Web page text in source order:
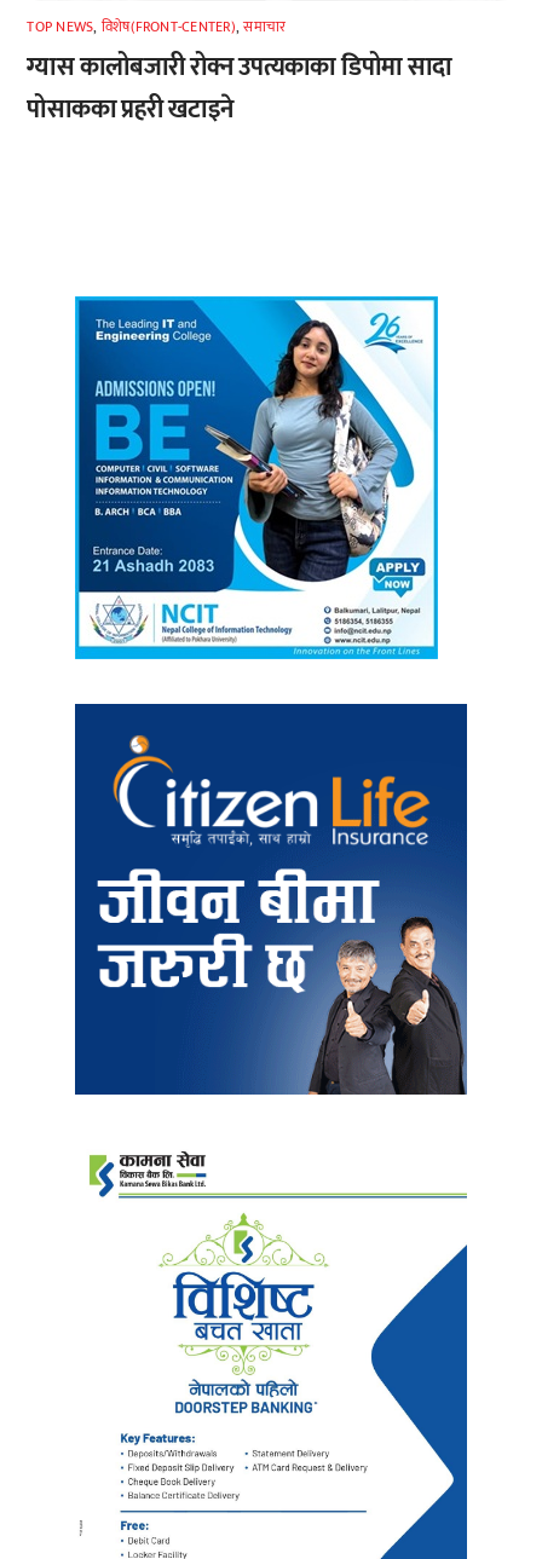
TOP NEWS, विशेष(FRONT-CENTER),समाचार
ग्यास कालोबजारी रोक्न उपत्यकाका डिपोमा सादा
पोसाकका प्रहरी खटाइने